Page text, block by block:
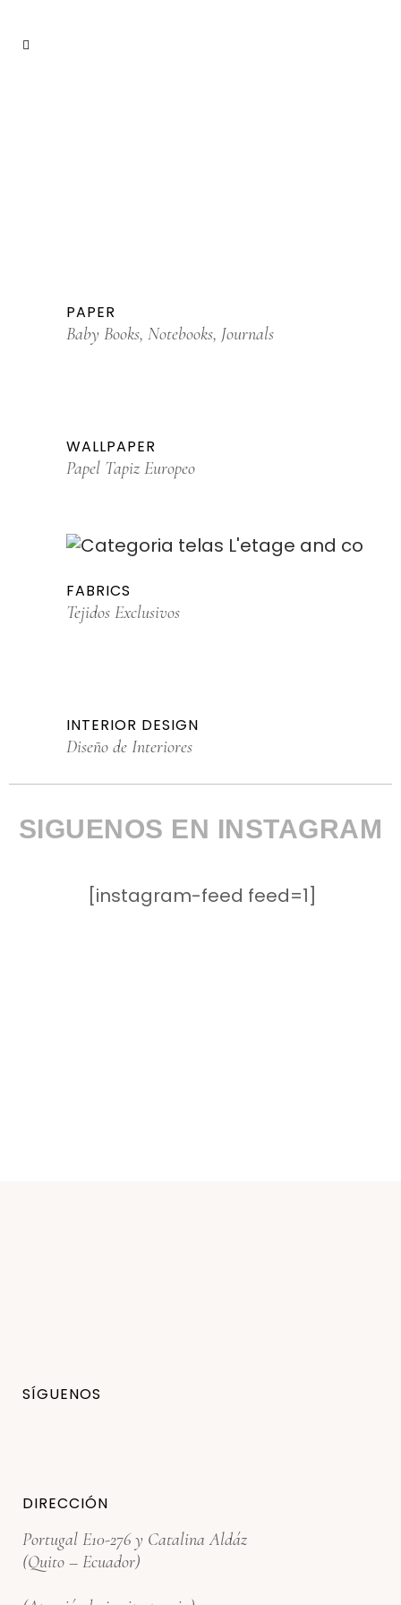
PAPER
Baby Books, Notebooks, Journals
WALLPAPER
Papel Tapiz Europeo
FABRICS
Tejidos Exclusivos
INTERIOR DESIGN
Diseño de Interiores
SIGUENOS EN INSTAGRAM
[instagram-feed feed=1]
SÍGUENOS
DIRECCIÓN
Portugal E10-276 y Catalina Aldáz
(Quito – Ecuador)